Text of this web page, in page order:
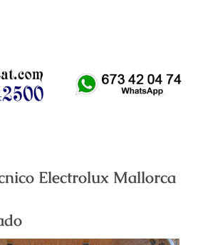
Electrolux Mallorca